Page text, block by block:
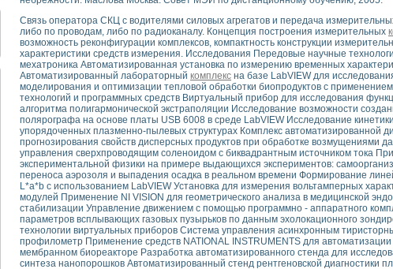
математического моделирования сверхширокополосного стробоскопического
измерителя ВАХ фотоэлементов на базе виртуальных средств измерений
генератора сигналов - имитатора джиттера и измерителя параметров джиттера
исследование линейных антенн и антенных решеток в учебной
модуля с высоким разрешением для создания SPICE- модели импульсного
радиолокационного сигнала и его FFT анализ в программной среде Lab VIEW 7.1
уравнений состояния для исследования переходных процессов в среде LabVIEW
для устройства сбора данных NI USB-6009
стенда для измерения относительного остаточного электросопротивления
построения картины возбуждения комбинационных колебаний в пространстве
показателей качества электрической энергии
управления источником питания PSP 2010 фирмы GW INSTEK
амперных характеристик солнечных модулей на базе USB-6008
нано-, фемто-, биотехнологии и мехатроника
по измерению временных характеристик реверсивных сред
комплекс на базе LabVIEW для исследования наноструктур
и оптимизации тепловой обработки биопродуктов с применением современных
функциональных возможностей алгоритма полигармонической
Связь оператора СКЦ с водителями силовых агрегатов и передача
либо по проводам, либо по радиоканалу. Концепция построения измерительных
возможность реконфигурации комплексов, компактность конструкции
характеристики средств измерения. Исследования Передовые научные
мехатроника Автоматизированная установка по измерению временных
Автоматизированный лабораторный комплекс на базе LabVIEW для
моделирования и оптимизации тепловой обработки биопродуктов с
технологий и программных средств Виртуальный прибор для исследования
алгоритма полигармонической экстраполяции Исследование возможности
полярографа на основе платы USB 6008 в среде LabVIEW Исследование
упорядоченных плазменно-пылевых структурах Комплекс автоматизированной
прогнозирования свойств дисперсных продуктов при обработке возмущениями
управления сверхпроводящим соленоидом с биквадрантным источником тока
экспериментальной физики на примере выдающихся экспериментов:
переноса аэрозоля и выпадения осадка в реальном времени Формирование
L*a*b с использованием LabVIEW Установка для измерения вольтамперных
модулей Применение NI VISION для геометрического анализа в медицинской
стабилизации Управление движением с помощью программно - аппаратного
параметров всплывающих газовых пузырьков по данным эхолокационного
технологии виртуальных приборов Система управления асинхронным
профилометр Применение средств NATIONAL INSTRUMENTS для автоматизации
мембранном биореакторе Разработка автоматизированного стенда для
синтеза нанопорошков Автоматизированный стенд рентгеновской диагностики